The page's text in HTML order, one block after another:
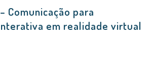
– Comunicação para
em realidade virtual